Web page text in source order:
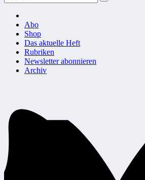
Abo
Shop
Das aktuelle Heft
Rubriken
Newsletter abonnieren
Archiv